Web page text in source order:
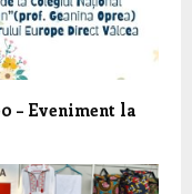
– Eveniment la